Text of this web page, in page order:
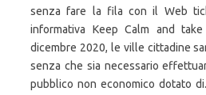
senza fare la fila con il Web
informativa Keep Calm and
dicembre 2020, le ville cittadine
senza che sia necessario
pubblico non economico dotato